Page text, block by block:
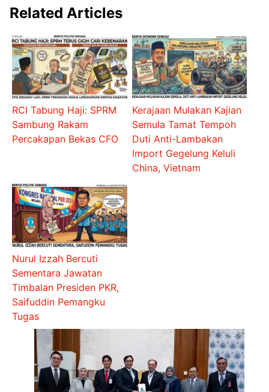
Related Articles
RCI Tabung Haji: SPRM
Sambung Rakam
Percakapan Bekas CFO
Kerajaan Mulakan Kajian
Semula Tamat Tempoh
Duti Anti-Lambakan
Import Gegelung Keluli
China, Vietnam
Nurul Izzah Bercuti
Sementara Jawatan
Timbalan Presiden PKR,
Saifuddin Pemangku
Tugas